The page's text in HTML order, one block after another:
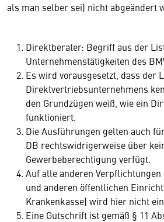
als man selber sei) nicht abgeändert
Direktberater: Begriff aus der
Unternehmenstätigkeiten des
Es wird vorausgesetzt, dass der
Direktvertriebsunternehmens
den Grundzügen weiß, wie ein
funktioniert.
Die Ausführungen gelten auch
DB rechtswidrigerweise über
Gewerbeberechtigung verfügt.
Auf alle anderen
und anderen öffentlichen
Krankenkasse) wird hier nicht
Eine Gutschrift ist gemäß § 11